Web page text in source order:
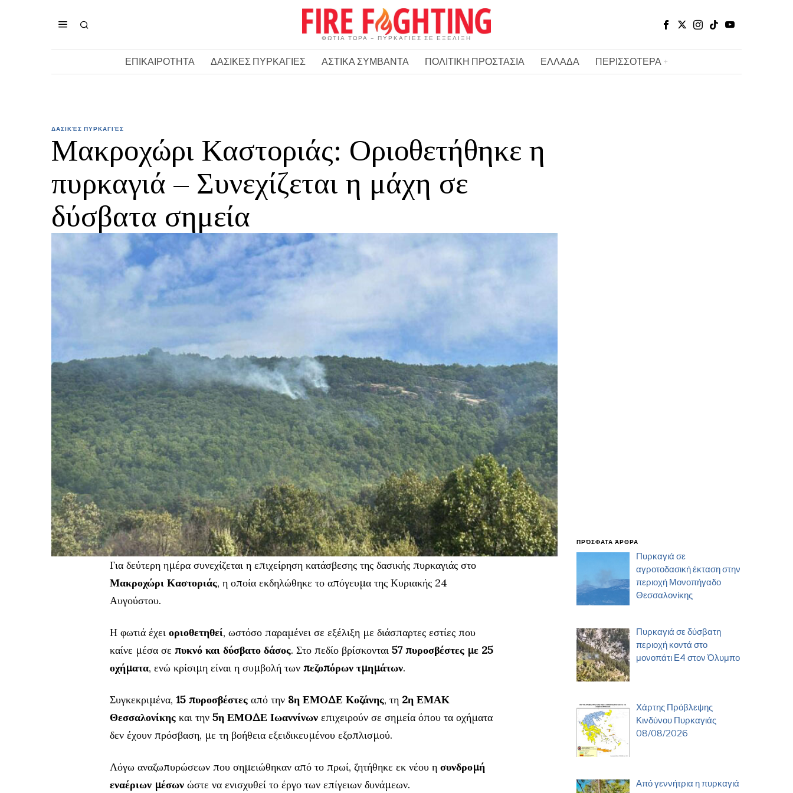
ΦΩΤΙΑ ΤΩΡΑ – ΠΥΡΚΑΓΙΕΣ ΣΕ ΕΞΕΛΙΞΗ
ΕΠΙΚΑΙΡΟΤΗΤΑ ΔΑΣΙΚΕΣ ΠΥΡΚΑΓΙΕΣ ΑΣΤΙΚΑ ΣΥΜΒΑΝΤΑ ΠΟΛΙΤΙΚΗ ΠΡΟΣΤΑΣΙΑ ΕΛΛΑΔΑ ΠΕΡΙΣΣΟΤΕΡΑ
ΔΑΣΙΚΈΣ ΠΥΡΚΑΓΙΈΣ
Μακροχώρι Καστοριάς: Οριοθετήθηκε η
πυρκαγιά – Συνεχίζεται η μάχη σε
δύσβατα σημεία
Για δεύτερη ημέρα συνεχίζεται η επιχείρηση κατάσβεσης της δασικής πυρκαγιάς στο
Μακροχώρι Καστοριάς, η οποία εκδηλώθηκε το απόγευμα της Κυριακής 24
Αυγούστου.
Η φωτιά έχει οριοθετηθεί, ωστόσο παραμένει σε εξέλιξη με διάσπαρτες εστίες που
καίνε μέσα σε πυκνό και δύσβατο δάσος. Στο πεδίο βρίσκονται 57 πυροσβέστες με 25
οχήματα, ενώ κρίσιμη είναι η συμβολή των πεζοπόρων τμημάτων.
Συγκεκριμένα, 15 πυροσβέστες από την 8η ΕΜΟΔΕ Κοζάνης, τη 2η ΕΜΑΚ
Θεσσαλονίκης και την 5η ΕΜΟΔΕ Ιωαννίνων επιχειρούν σε σημεία όπου τα οχήματα
δεν έχουν πρόσβαση, με τη βοήθεια εξειδικευμένου εξοπλισμού.
Λόγω αναζωπυρώσεων που σημειώθηκαν από το πρωί, ζητήθηκε εκ νέου η συνδρομή
εναέριων μέσων ώστε να ενισχυθεί το έργο των επίγειων δυνάμεων.
ΠΡΌΣΦΑΤΑ ΆΡΘΡΑ
Πυρκαγιά σε
αγροτοδασική έκταση στην
περιοχή Μονοπήγαδο
Θεσσαλονίκης
Πυρκαγιά σε δύσβατη
περιοχή κοντά στο
μονοπάτι Ε4 στον Όλυμπο
Χάρτης Πρόβλεψης
Κινδύνου Πυρκαγιάς
08/08/2026
Από γεννήτρια η πυρκαγιά